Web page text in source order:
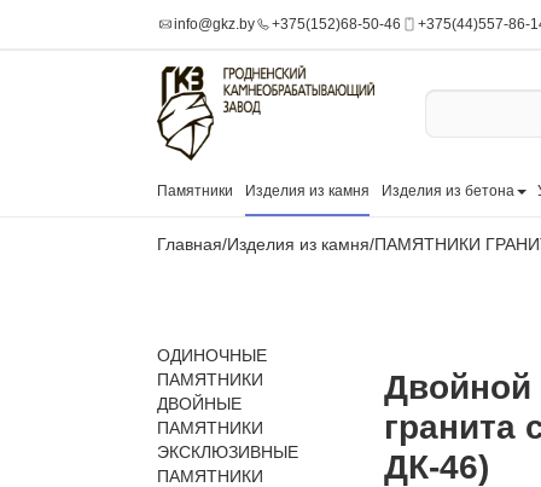
info@gkz.by +375(152)68-50-46 +375(44)557-86-
Памятники Изделия из камня Изделия из бетона
Главная/Изделия из камня/ПАМЯТНИКИ
ОДИНОЧНЫЕ
ПАМЯТНИКИ
ДВОЙНЫЕ
ПАМЯТНИКИ
ЭКСКЛЮЗИВНЫЕ
ПАМЯТНИКИ
Двойной
гранита
ДК-46)